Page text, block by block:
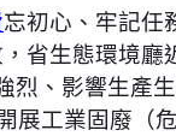
忘初心、牢記任
省生態環境廳
烈、影響生產
展工業固廢（